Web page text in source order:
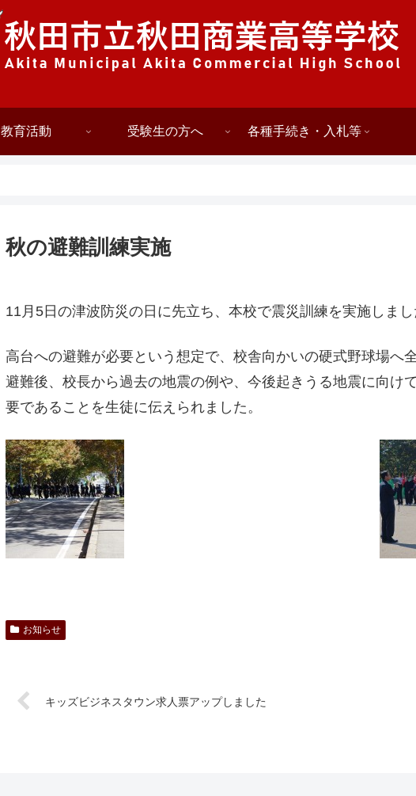
教育活動 受験生の方へ 各種手続き・入札等
秋の避難訓練実施
11月5日の津波防災の日に先立ち、本校で震災訓練を実施しまし
高台への避難が必要という想定で、校舎向かいの硬式野球場
避難後、校長から過去の地震の例や、今後起きうる地震に向け
要であることを生徒に伝えられました。
お知らせ
キッズビジネスタウン求人票アップしました